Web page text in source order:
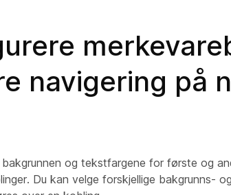
navigering på
bakgrunnen og tekstfargene for første og
Du kan velge forskjellige bakgrunns-